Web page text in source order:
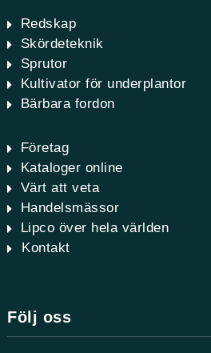
Redskap
Skördeteknik
Sprutor
Kultivator för underplantor
Bärbara fordon
Företag
Kataloger online
Värt att veta
Handelsmässor
Lipco över hela världen
Kontakt
Följ oss